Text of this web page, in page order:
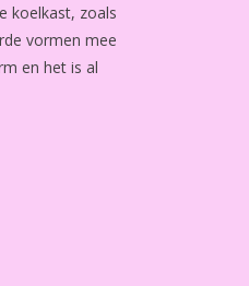
koelkast, zoals
vormen mee
en het is al